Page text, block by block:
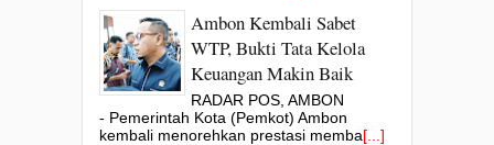
Ambon Kembali Sabet
WTP, Bukti Tata Kelola
Keuangan Makin Baik
RADAR POS, AMBON
- Pemerintah Kota (Pemkot) Ambon
kembali menorehkan prestasi memba[...]